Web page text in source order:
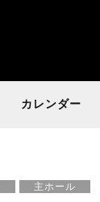
カレンダー
主ホール